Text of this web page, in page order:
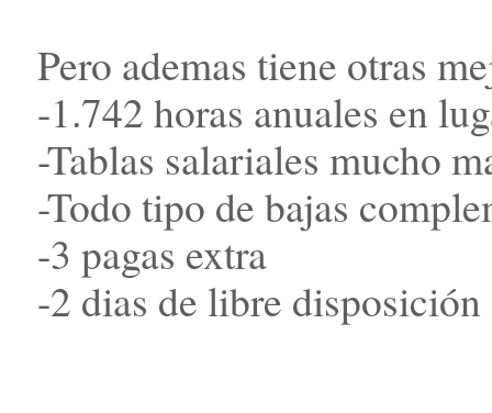
Pero ademas tiene otras
-1.742 horas anuales en
-Tablas salariales mucho
-Todo tipo de bajas
-3 pagas extra
-2 dias de libre disposición